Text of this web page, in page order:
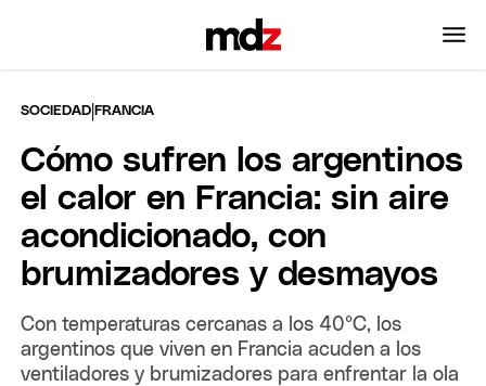
SOCIEDAD |FRANCIA
Cómo sufren los argentinos
el calor en Francia: sin aire
acondicionado, con
brumizadores y desmayos
Con temperaturas cercanas a los 40°C, los
argentinos que viven en Francia acuden a los
ventiladores y brumizadores para enfrentar la ola